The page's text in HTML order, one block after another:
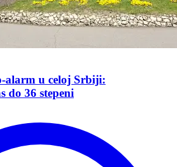
alarm u celoj Srbiji:
do 36 stepeni